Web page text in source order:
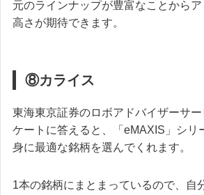
元のラインナップが豊富なことから
高さが期待できます。
⑧カライス
東海東京証券のロボアドバイザーサ
ケートに答えると、「eMAXIS」シリ
身に最適な銘柄を選んでくれます。
1本の銘柄にまとまっているので、自